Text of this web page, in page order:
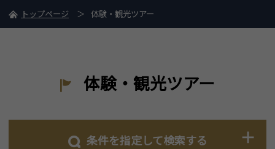
トップページ 体験・観光ツアー
体験・観光ツアー
条件を指定して検索する